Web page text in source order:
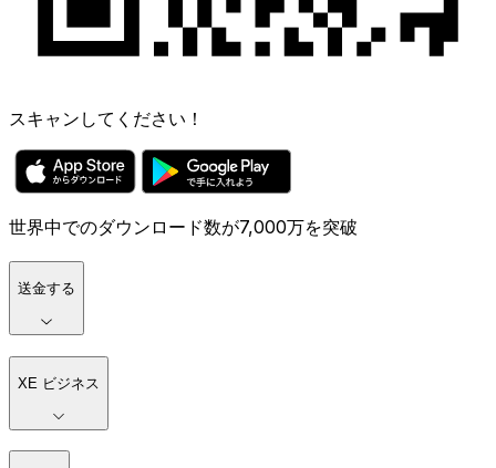
スキャンしてください！
世界中でのダウンロード数が7,000万を突破
送金する
XE ビジネス